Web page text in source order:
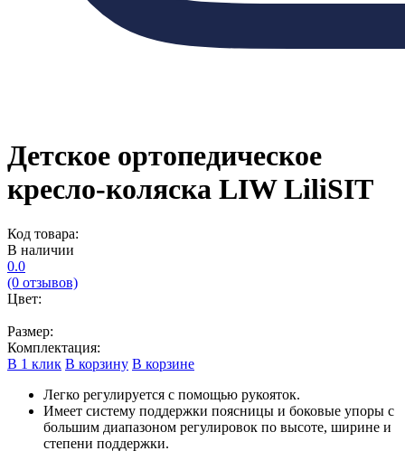
Детское ортопедическое
кресло-коляска LIW LiliSIT
Код товара:
В наличии
0.0
(0 отзывов)
Цвет:
Размер:
Комплектация:
В 1 клик В корзину В корзине
Легко регулируется с помощью рукояток.
Имеет систему поддержки поясницы и боковые упоры с
большим диапазоном регулировок по высоте, ширине и
степени поддержки.